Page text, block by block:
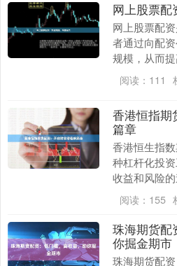
网上股票配
网上股票配
者通过向配
规模，从而
速增值，但
供1:1到1:....
阅读： 111
香港恒指期
篇章
香港恒生指
种杠杆化投
收益和风险
以利用较少
获得更高的
阅读： 155
珠海期货配
你掘金期市
珠海期货配